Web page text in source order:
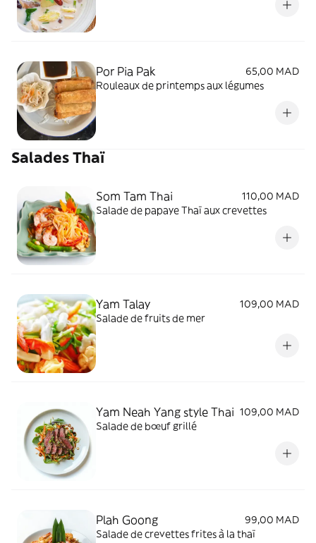
Por Pia Pak
65,00 MAD
Rouleaux de printemps aux légumes
Salades Thaï
Som Tam Thai
110,00 MAD
Salade de papaye Thaï aux crevettes
Yam Talay
109,00 MAD
Salade de fruits de mer
Yam Neah Yang style Thai 109,00 MAD
Salade de bœuf grillé
Plah Goong
99,00 MAD
Salade de crevettes frites à la thaï